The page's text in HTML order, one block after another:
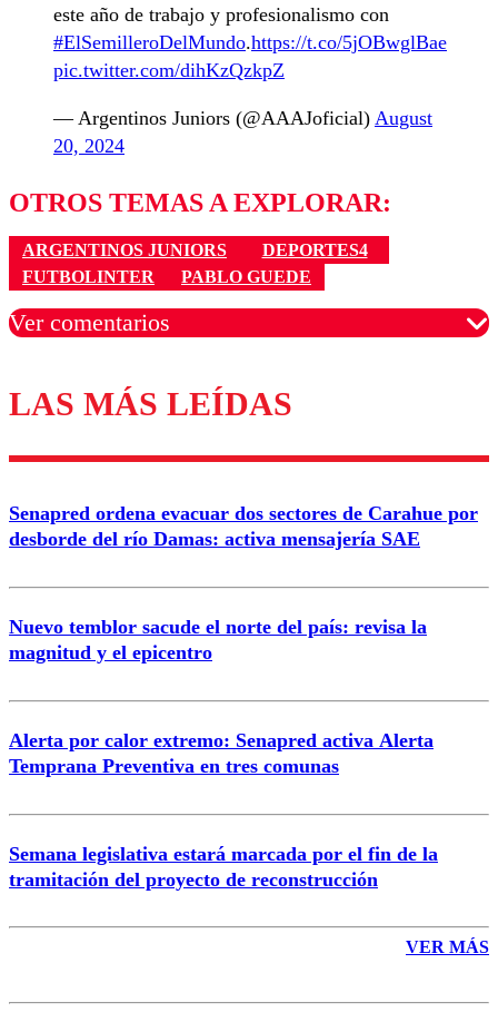
este año de trabajo y profesionalismo con
#ElSemilleroDelMundo.https://t.co/5jOBwglBae
pic.twitter.com/dihKzQzkpZ
— Argentinos Juniors (@AAAJoficial) August
20, 2024
OTROS TEMAS A EXPLORAR:
ARGENTINOS JUNIORS
DEPORTES4
FUTBOLINTER
PABLO GUEDE
Ver comentarios
Los comentarios son moderados para garantizar un
diálogo respetuoso.
Correo
LAS MÁS LEÍDAS
Senapred ordena evacuar dos sectores de Carahue por
desborde del río Damas: activa mensajería SAE
Nuevo temblor sacude el norte del país: revisa la
magnitud y el epicentro
Alerta por calor extremo: Senapred activa Alerta
Temprana Preventiva en tres comunas
Semana legislativa estará marcada por el fin de la
tramitación del proyecto de reconstrucción
VER MÁS